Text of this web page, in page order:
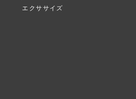
エクササイズ